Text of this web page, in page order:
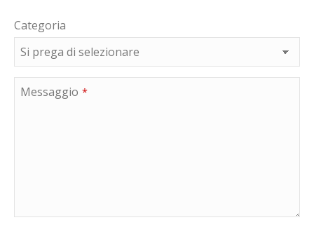
Categoria
Messaggio *